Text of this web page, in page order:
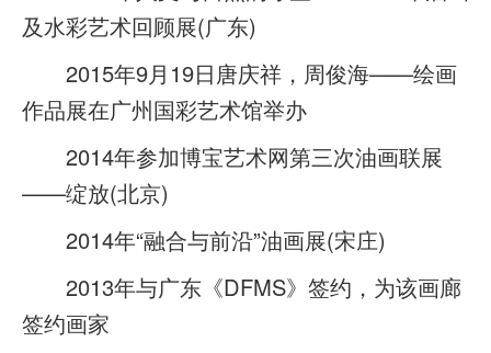
及水彩艺术回顾展(广东)
2015年9月19日唐庆祥，周俊海——绘画
作品展在广州国彩艺术馆举办
2014年参加博宝艺术网第三次油画联展
——绽放(北京)
2014年“融合与前沿”油画展(宋庄)
2013年与广东《DFMS》签约，为该画廊
签约画家